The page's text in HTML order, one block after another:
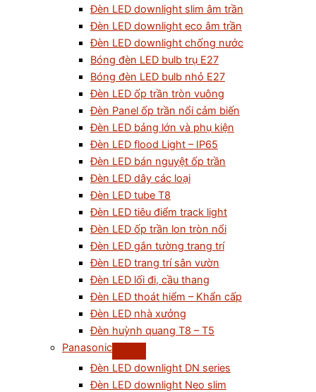
Đèn LED downlight slim âm trần
Đèn LED downlight eco âm trần
Đèn LED downlight chống nước
Bóng đèn LED bulb trụ E27
Bóng đèn LED bulb nhỏ E27
Đèn LED ốp trần tròn vuông
Đèn Panel ốp trần nổi cảm biến
Đèn LED bảng lớn và phụ kiện
Đèn LED flood Light – IP65
Đèn LED bán nguyệt ốp trần
Đèn LED dây các loại
Đèn LED tube T8
Đèn LED tiêu điểm track light
Đèn LED ốp trần lon tròn nổi
Đèn LED gắn tường trang trí
Đèn LED trang trí sân vườn
Đèn LED lối đi, cầu thang
Đèn LED thoát hiểm – Khẩn cấp
Đèn LED nhà xưởng
Đèn huỳnh quang T8 – T5
Panasonic
Đèn LED downlight DN series
Đèn LED downlight Neo slim